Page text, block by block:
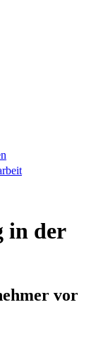
in der
vor